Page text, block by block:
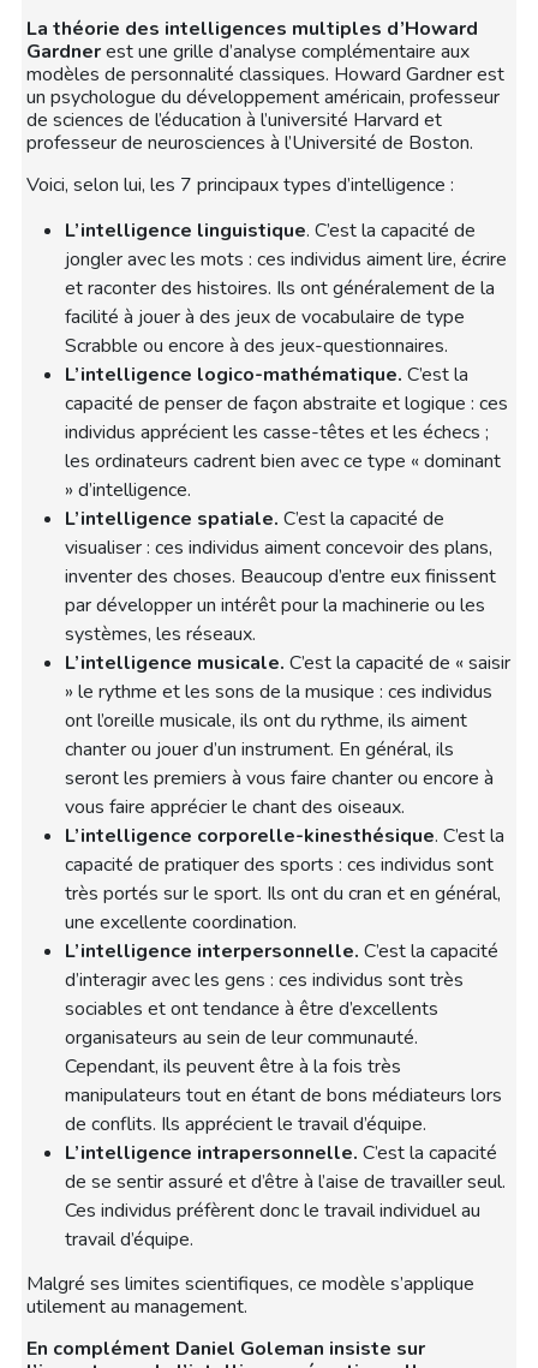
La théorie des intelligences multiples d’Howard
Gardnerest une grille d’analyse complémentaire aux
modèles de personnalité classiques. Howard Gardner est
un psychologue du développement américain, professeur
de sciences de l’éducation à l’université Harvard et
professeur de neurosciences à l’Université de Boston.
Voici, selon lui, les 7 principaux types d’intelligence :
L’intelligence linguistique. C’est la capacité de
jongler avec les mots : ces individus aiment lire, écrire
et raconter des histoires. Ils ont généralement de la
facilité à jouer à des jeux de vocabulaire de type
Scrabble ou encore à des jeux-questionnaires.
L’intelligence logico-mathématique. C’est la
capacité de penser de façon abstraite et logique : ces
individus apprécient les casse-têtes et les échecs ;
les ordinateurs cadrent bien avec ce type « dominant
» d’intelligence.
L’intelligence spatiale. C’est la capacité de
visualiser : ces individus aiment concevoir des plans,
inventer des choses. Beaucoup d’entre eux finissent
par développer un intérêt pour la machinerie ou les
systèmes, les réseaux.
L’intelligence musicale. C’est la capacité de « saisir
» le rythme et les sons de la musique : ces individus
ont l’oreille musicale, ils ont du rythme, ils aiment
chanter ou jouer d’un instrument. En général, ils
seront les premiers à vous faire chanter ou encore à
vous faire apprécier le chant des oiseaux.
L’intelligence corporelle-kinesthésique. C’est la
capacité de pratiquer des sports : ces individus sont
très portés sur le sport. Ils ont du cran et en général,
une excellente coordination.
L’intelligence interpersonnelle. C’est la capacité
d’interagir avec les gens : ces individus sont très
sociables et ont tendance à être d’excellents
organisateurs au sein de leur communauté.
Cependant, ils peuvent être à la fois très
manipulateurs tout en étant de bons médiateurs lors
de conflits. Ils apprécient le travail d’équipe.
L’intelligence intrapersonnelle. C’est la capacité
de se sentir assuré et d’être à l’aise de travailler seul.
Ces individus préfèrent donc le travail individuel au
travail d’équipe.
Malgré ses limites scientifiques, ce modèle s’applique
utilement au management.
En complément Daniel Goleman insiste sur